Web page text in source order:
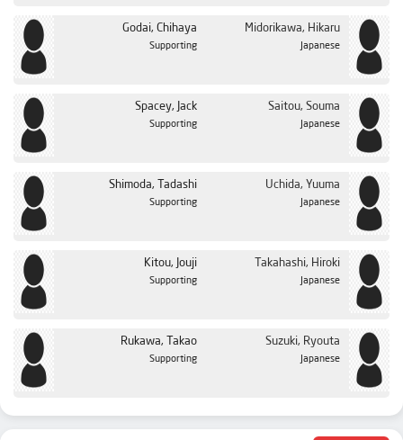
Godai, Chihaya
Supporting
Midorikawa, Hikaru
Japanese
Spacey, Jack
Supporting
Saitou, Souma
Japanese
Shimoda, Tadashi
Supporting
Uchida, Yuuma
Japanese
Kitou, Jouji
Supporting
Takahashi, Hiroki
Japanese
Rukawa, Takao
Supporting
Suzuki, Ryouta
Japanese